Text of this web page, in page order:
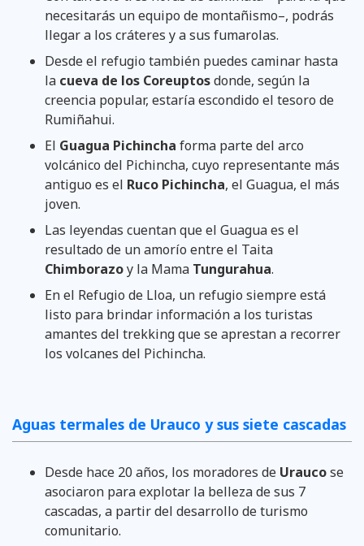
necesitarás un equipo de montañismo–, podrás
llegar a los cráteres y a sus fumarolas.
Desde el refugio también puedes caminar hasta
la cueva de los Coreuptosdonde, según la
creencia popular, estaría escondido el tesoro de
Rumiñahui.
El Guagua Pichincha forma parte del arco
volcánico del Pichincha, cuyo representante más
antiguo es el Ruco Pichincha, el Guagua, el más
joven.
Las leyendas cuentan que el Guagua es el
resultado de un amorío entre el Taita
Chimborazoy la Mama Tungurahua.
En el Refugio de Lloa, un refugio siempre está
listo para brindar información a los turistas
amantes del trekking que se aprestan a recorrer
los volcanes del Pichincha.
Aguas termales de Urauco y sus siete cascadas
Desde hace 20 años, los moradores de Uraucose
asociaron para explotar la belleza de sus 7
cascadas, a partir del desarrollo de turismo
comunitario.